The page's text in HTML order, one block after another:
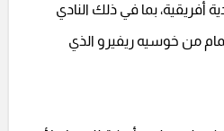
أفريقية، بما في ذلك النادي
من خوسيه ريفيرو الذي